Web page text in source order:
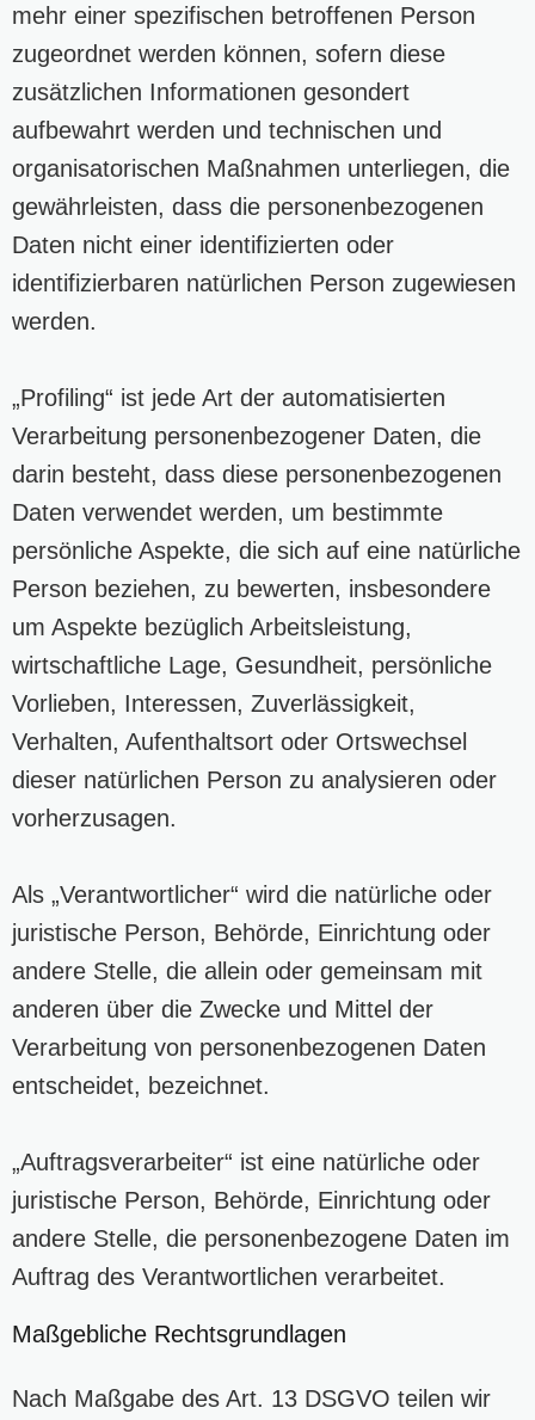
mehr einer spezifischen betroffenen Person
zugeordnet werden können, sofern diese
zusätzlichen Informationen gesondert
aufbewahrt werden und technischen und
organisatorischen Maßnahmen unterliegen, die
gewährleisten, dass die personenbezogenen
Daten nicht einer identifizierten oder
identifizierbaren natürlichen Person zugewiesen
werden.
„Profiling“ ist jede Art der automatisierten
Verarbeitung personenbezogener Daten, die
darin besteht, dass diese personenbezogenen
Daten verwendet werden, um bestimmte
persönliche Aspekte, die sich auf eine natürliche
Person beziehen, zu bewerten, insbesondere
um Aspekte bezüglich Arbeitsleistung,
wirtschaftliche Lage, Gesundheit, persönliche
Vorlieben, Interessen, Zuverlässigkeit,
Verhalten, Aufenthaltsort oder Ortswechsel
dieser natürlichen Person zu analysieren oder
vorherzusagen.
Als „Verantwortlicher“ wird die natürliche oder
juristische Person, Behörde, Einrichtung oder
andere Stelle, die allein oder gemeinsam mit
anderen über die Zwecke und Mittel der
Verarbeitung von personenbezogenen Daten
entscheidet, bezeichnet.
„Auftragsverarbeiter“ ist eine natürliche oder
juristische Person, Behörde, Einrichtung oder
andere Stelle, die personenbezogene Daten im
Auftrag des Verantwortlichen verarbeitet.
Maßgebliche Rechtsgrundlagen
Nach Maßgabe des Art. 13 DSGVO teilen wir